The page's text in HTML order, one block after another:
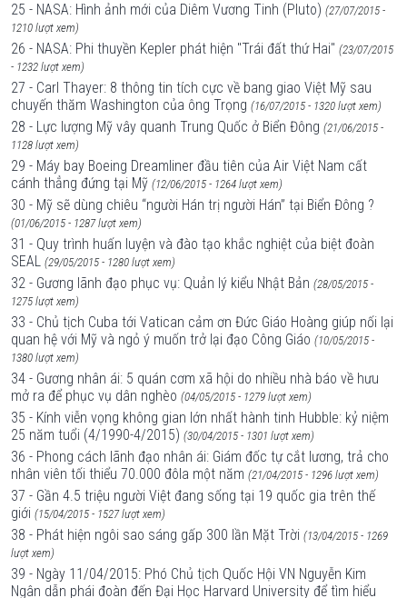
25 - NASA: Hình ảnh mới của Diêm Vương Tinh (Pluto) (27/07/2015 -
1210 lượt xem)
26 - NASA: Phi thuyền Kepler phát hiện "Trái đất thứ Hai" (23/07/2015
- 1232 lượt xem)
27 - Carl Thayer: 8 thông tin tích cực về bang giao Việt Mỹ sau
chuyến thăm Washington của ông Trọng (16/07/2015 - 1320 lượt xem)
28 - Lực lượng Mỹ vây quanh Trung Quốc ở Biển Đông (21/06/2015 -
1128 lượt xem)
29 - Máy bay Boeing Dreamliner đầu tiên của Air Việt Nam cất
cánh thẳng đứng tại Mỹ (12/06/2015 - 1264 lượt xem)
30 - Mỹ sẽ dùng chiêu “người Hán trị người Hán” tại Biển Đông ?
(01/06/2015 - 1287 lượt xem)
31 - Quy trình huấn luyện và đào tạo khắc nghiệt của biệt đoàn
SEAL (29/05/2015 - 1280 lượt xem)
32 - Gương lãnh đạo phục vụ: Quản lý kiểu Nhật Bản (28/05/2015 -
1275 lượt xem)
33 - Chủ tịch Cuba tới Vatican cảm ơn Đức Giáo Hoàng giúp nối lại
quan hệ với Mỹ và ngỏ ý muốn trở lại đạo Công Giáo (10/05/2015 -
1380 lượt xem)
34 - Gương nhân ái: 5 quán cơm xã hội do nhiều nhà báo về hưu
mở ra để phục vụ dân nghèo (04/05/2015 - 1279 lượt xem)
35 - Kính viễn vọng không gian lớn nhất hành tinh Hubble: kỷ niệm
25 năm tuổi (4/1990-4/2015) (30/04/2015 - 1301 lượt xem)
36 - Phong cách lãnh đạo nhân ái: Giám đốc tự cắt lương, trả cho
nhân viên tối thiểu 70.000 đôla một năm (21/04/2015 - 1296 lượt xem)
37 - Gần 4.5 triệu người Việt đang sống tại 19 quốc gia trên thế
giới (15/04/2015 - 1527 lượt xem)
38 - Phát hiện ngôi sao sáng gấp 300 lần Mặt Trời (13/04/2015 - 1269
lượt xem)
39 - Ngày 11/04/2015: Phó Chủ tịch Quốc Hội VN Nguyễn Kim
Ngân dẫn phái đoàn đến Đại Học Harvard University để tìm hiểu